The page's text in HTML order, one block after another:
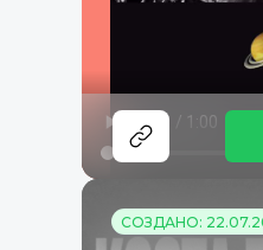
СОЗДАНО: